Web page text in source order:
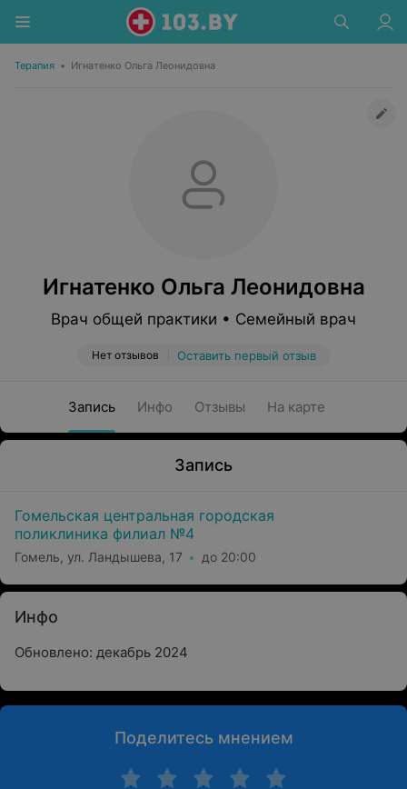
Терапия • Игнатенко Ольга Леонидовна
Игнатенко Ольга Леонидовна
Врач общей практики • Семейный врач
Нет отзывов Оставить первый отзыв
Запись Инфо Отзывы На карте
Запись
Гомельская центральная городская
поликлиника филиал №4
Гомель, ул. Ландышева, 17 до 20:00
Инфо
Обновлено: декабрь 2024
Поделитесь мнением